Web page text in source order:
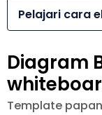
Pelajari cara
Diagram
Template